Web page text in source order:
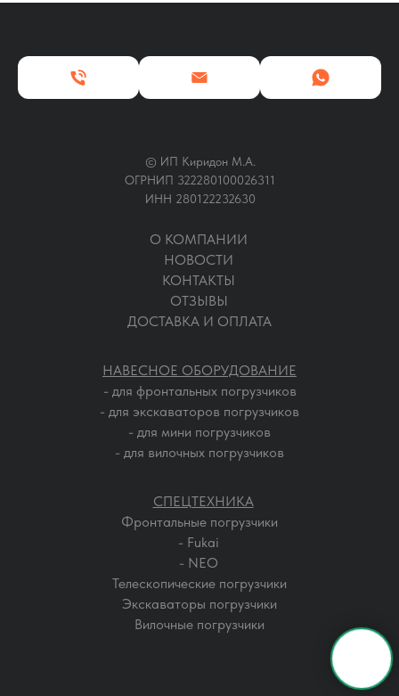
ДОСТАВКА И ОПЛАТА
ОТЗЫВЫ
КОНТАКТЫ
НОВОСТИ
О КОМПАНИИ
- для вилочных погрузчиков
- для мини погрузчиков
- для экскаваторов погрузчиков
- для фронтальных погрузчиков
НАВЕСНОЕ ОБОРУДОВАНИЕ
Вилочные погрузчики
Экскаваторы погрузчики
Телескопические погрузчики
- NEO
- Fukai
Фронтальные погрузчики
СПЕЦТЕХНИКА
© ИП Киридон М.А.
ОГРНИП 322280100026311
ИНН 280122232630